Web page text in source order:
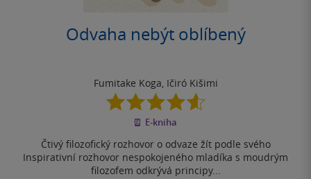
Odvaha nebýt oblíbený
Fumitake Koga, Ičiró Kišimi
4.6
z
5
E-kniha
Čtivý filozofický rozhovor o odvaze žít podle svého
Inspirativní rozhovor nespokojeného mladíka s moudrým
filozofem odkrývá principy...